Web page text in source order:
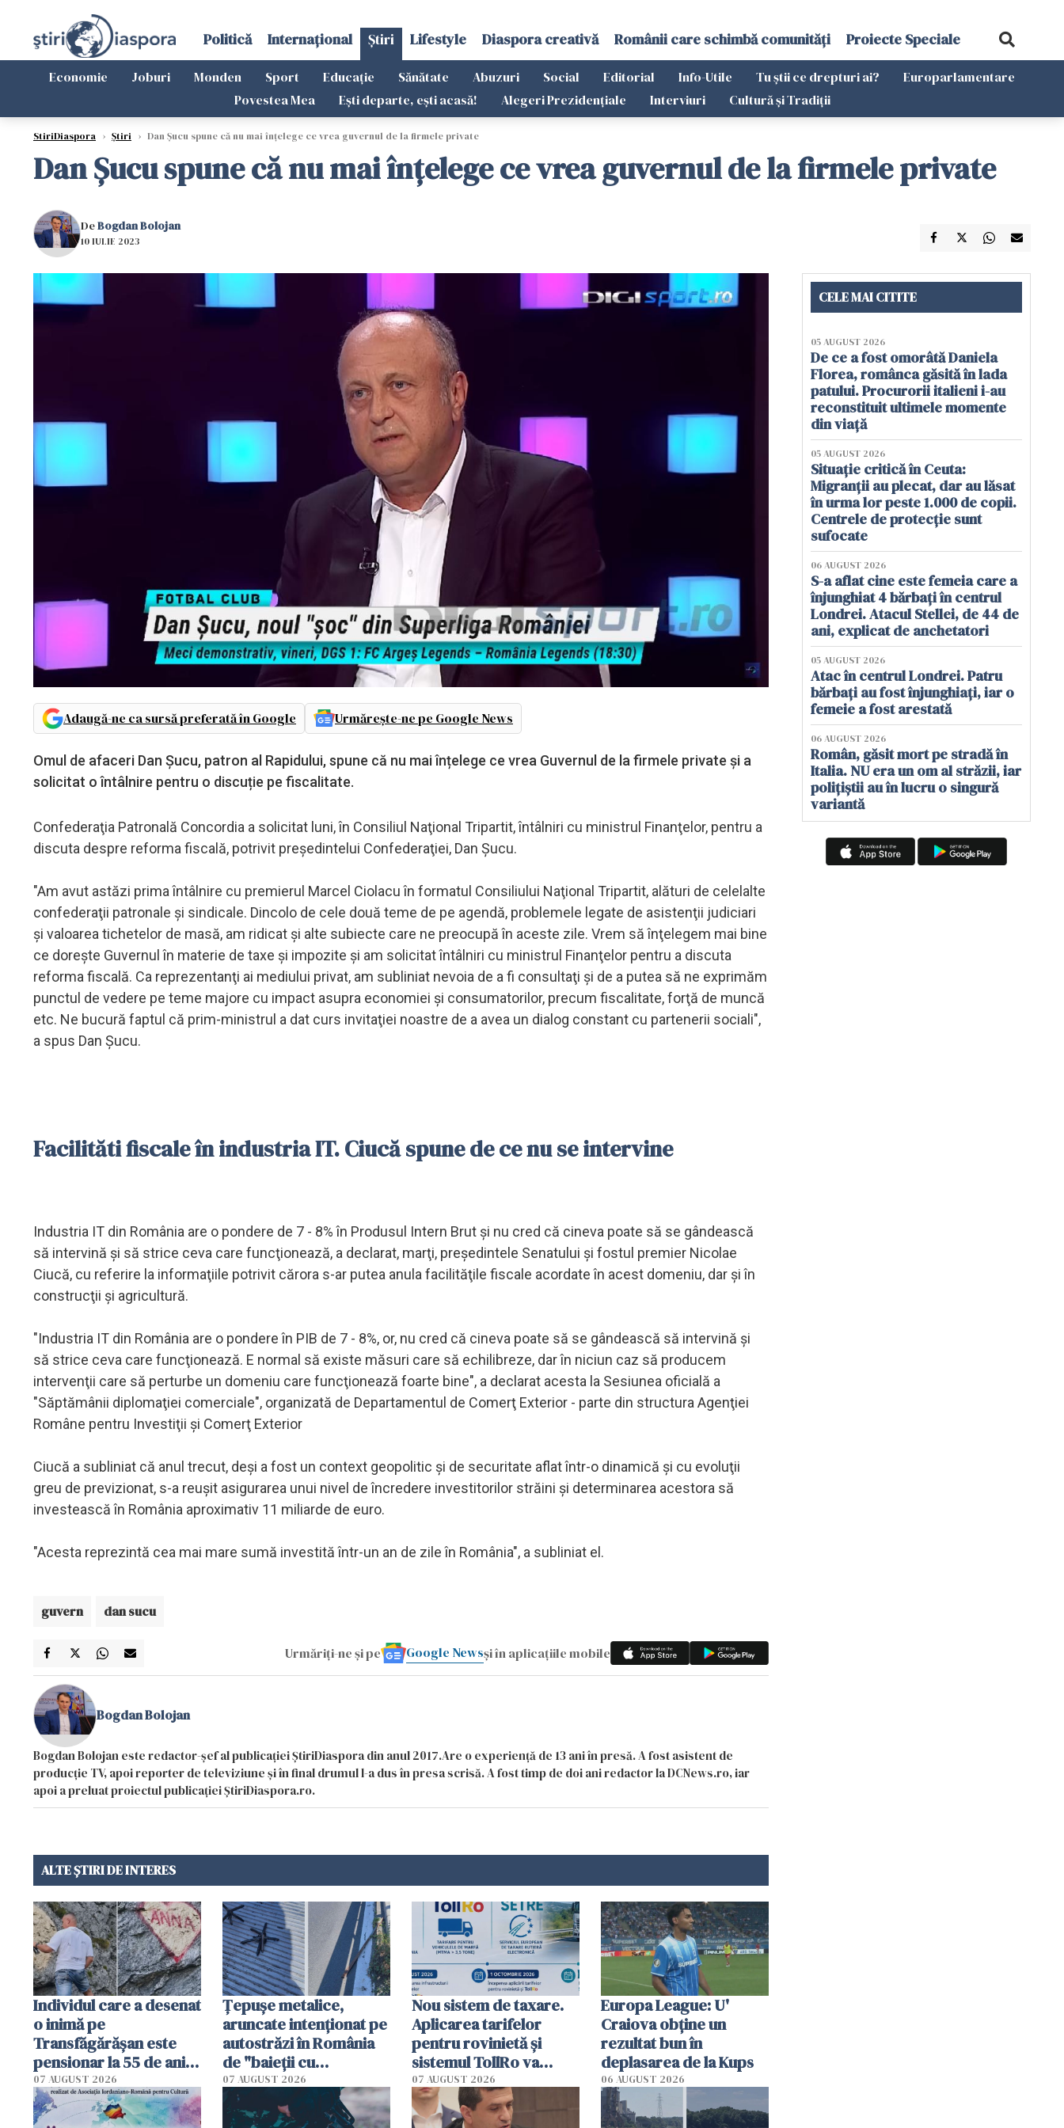
Politică Internațional Știri Lifestyle Diaspora creativă Românii care schimbă comunități Proiecte Speciale
Economie Joburi Monden Sport Educație Sănătate Abuzuri Social Editorial Info-Utile Tu știi ce drepturi ai?
Europarlamentare
Povestea Mea
Ești departe, ești acasă! Alegeri Prezidențiale Interviuri Cultură și Tradiții
StiriDiaspora › Știri › Dan Șucu spune că nu mai înțelege ce vrea guvernul de la firmele private
Dan Șucu spune că nu mai înțelege ce vrea guvernul de la firmele private
DeBogdan Bolojan
10 IULIE 2023
Adaugă-ne ca sursă preferată în Google Urmărește-ne pe Google News
Omul de afaceri Dan Șucu, patron al Rapidului, spune că nu mai înțelege ce vrea Guvernul de la firmele private și a
solicitat o întâlnire pentru o discuție pe fiscalitate.
Confederaţia Patronală Concordia a solicitat luni, în Consiliul Naţional Tripartit, întâlniri cu ministrul Finanţelor, pentru a
discuta despre reforma fiscală, potrivit preşedintelui Confederaţiei, Dan Şucu.
"Am avut astăzi prima întâlnire cu premierul Marcel Ciolacu în formatul Consiliului Naţional Tripartit, alături de celelalte
confederaţii patronale şi sindicale. Dincolo de cele două teme de pe agendă, problemele legate de asistenţii judiciari
şi valoarea tichetelor de masă, am ridicat şi alte subiecte care ne preocupă în aceste zile. Vrem să înţelegem mai bine
ce doreşte Guvernul în materie de taxe şi impozite şi am solicitat întâlniri cu ministrul Finanţelor pentru a discuta
reforma fiscală. Ca reprezentanţi ai mediului privat, am subliniat nevoia de a fi consultaţi şi de a putea să ne exprimăm
punctul de vedere pe teme majore cu impact asupra economiei şi consumatorilor, precum fiscalitate, forţă de muncă
etc. Ne bucură faptul că prim-ministrul a dat curs invitaţiei noastre de a avea un dialog constant cu partenerii sociali",
a spus Dan Şucu.
Facilităti fiscale în industria IT. Ciucă spune de ce nu se intervine
Industria IT din România are o pondere de 7 - 8% în Produsul Intern Brut şi nu cred că cineva poate să se gândească
să intervină şi să strice ceva care funcţionează, a declarat, marţi, preşedintele Senatului şi fostul premier Nicolae
Ciucă, cu referire la informaţiile potrivit cărora s-ar putea anula facilităţile fiscale acordate în acest domeniu, dar şi în
construcţii şi agricultură.
"Industria IT din România are o pondere în PIB de 7 - 8%, or, nu cred că cineva poate să se gândească să intervină şi
să strice ceva care funcţionează. E normal să existe măsuri care să echilibreze, dar în niciun caz să producem
intervenţii care să perturbe un domeniu care funcţionează foarte bine", a declarat acesta la Sesiunea oficială a
"Săptămânii diplomaţiei comerciale", organizată de Departamentul de Comerţ Exterior - parte din structura Agenţiei
Române pentru Investiţii şi Comerţ Exterior
Ciucă a subliniat că anul trecut, deşi a fost un context geopolitic şi de securitate aflat într-o dinamică şi cu evoluţii
greu de previzionat, s-a reuşit asigurarea unui nivel de încredere investitorilor străini şi determinarea acestora să
investească în România aproximativ 11 miliarde de euro.
"Acesta reprezintă cea mai mare sumă investită într-un an de zile în România", a subliniat el.
guvern dan sucu
Urmăriți-ne și pe Google Newsși în aplicațiile mobile
Bogdan Bolojan
Bogdan Bolojan este redactor-șef al publicației ȘtiriDiaspora din anul 2017.Are o experiență de 13 ani în presă. A fost asistent de
producție TV, apoi reporter de televiziune și în final drumul l-a dus în presa scrisă. A fost timp de doi ani redactor la DCNews.ro, iar
apoi a preluat proiectul publicației ȘtiriDiaspora.ro.
ALTE ȘTIRI DE INTERES
Individul care a desenat
o inimă pe
Transfăgărășan este
pensionar la 55 de ani.
Poliția l-a identificat
07 AUGUST 2026
Țepușe metalice,
aruncate intenționat pe
autostrăzi în România
de "baieții cu
platforme": "Mi-au
cerut 1200 lei să mă
tracteze"
07 AUGUST 2026
Nou sistem de taxare.
Aplicarea tarifelor
pentru rovinietă şi
sistemul TollRo va
începe la 1 octombrie
07 AUGUST 2026
Europa League: U'
Craiova obține un
rezultat bun în
deplasarea de la Kups
06 AUGUST 2026
CELE MAI CITITE
05 AUGUST 2026
De ce a fost omorâtă Daniela
Florea, românca găsită în lada
patului. Procurorii italieni i-au
reconstituit ultimele momente
din viață
05 AUGUST 2026
Situație critică în Ceuta:
Migranții au plecat, dar au lăsat
în urma lor peste 1.000 de copii.
Centrele de protecție sunt
sufocate
06 AUGUST 2026
S-a aflat cine este femeia care a
înjunghiat 4 bărbați în centrul
Londrei. Atacul Stellei, de 44 de
ani, explicat de anchetatori
05 AUGUST 2026
Atac în centrul Londrei. Patru
bărbați au fost înjunghiați, iar o
femeie a fost arestată
06 AUGUST 2026
Român, găsit mort pe stradă în
Italia. NU era un om al străzii, iar
polițiștii au în lucru o singură
variantă